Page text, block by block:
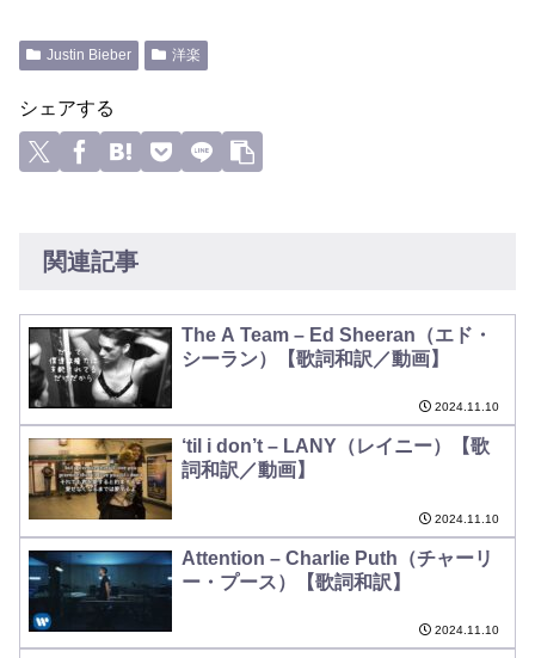
Justin Bieber 洋楽
シェアする
関連記事
The A Team – Ed Sheeran（エド・
シーラン）【歌詞和訳／動画】
2024.11.10
‘til i don’t – LANY（レイニー）【歌
詞和訳／動画】
2024.11.10
Attention – Charlie Puth（チャーリ
ー・プース）【歌詞和訳】
2024.11.10